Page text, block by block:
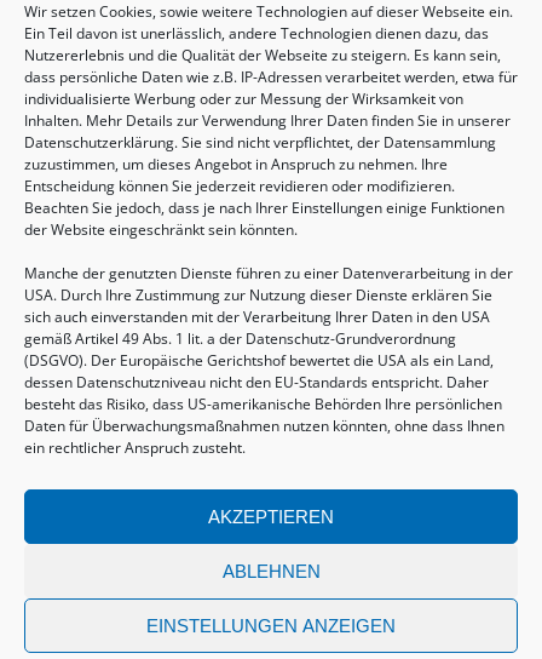
Wir setzen Cookies, sowie weitere Technologien auf dieser Webseite ein.
Ein Teil davon ist unerlässlich, andere Technologien dienen dazu, das
Nutzererlebnis und die Qualität der Webseite zu steigern. Es kann sein,
dass persönliche Daten wie z.B. IP-Adressen verarbeitet werden, etwa für
individualisierte Werbung oder zur Messung der Wirksamkeit von
Inhalten. Mehr Details zur Verwendung Ihrer Daten finden Sie in unserer
Datenschutzerklärung. Sie sind nicht verpflichtet, der Datensammlung
zuzustimmen, um dieses Angebot in Anspruch zu nehmen. Ihre
Entscheidung können Sie jederzeit revidieren oder modifizieren.
Beachten Sie jedoch, dass je nach Ihrer Einstellungen einige Funktionen
der Website eingeschränkt sein könnten.
Manche der genutzten Dienste führen zu einer Datenverarbeitung in der
USA. Durch Ihre Zustimmung zur Nutzung dieser Dienste erklären Sie
sich auch einverstanden mit der Verarbeitung Ihrer Daten in den USA
gemäß Artikel 49 Abs. 1 lit. a der Datenschutz-Grundverordnung
(DSGVO). Der Europäische Gerichtshof bewertet die USA als ein Land,
dessen Datenschutzniveau nicht den EU-Standards entspricht. Daher
besteht das Risiko, dass US-amerikanische Behörden Ihre persönlichen
Daten für Überwachungsmaßnahmen nutzen könnten, ohne dass Ihnen
ein rechtlicher Anspruch zusteht.
AKZEPTIEREN
ABLEHNEN
EINSTELLUNGEN ANZEIGEN
Geburtsvorbereitung
15.08.2026, 10:00 - 17:00 Uhr
Sommertreffen für (Groß-)Eltern mit Kindern
von 2-6 Jahren
20.08.2026, 09:30 - 11:00 Uhr
Vertrag widerrufen
Datenschutz